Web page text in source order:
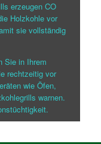
erzeugen CO
Holzkohle vor
sie vollständig
Sie in Ihrem
rechtzeitig vor
wie Öfen,
warnen.